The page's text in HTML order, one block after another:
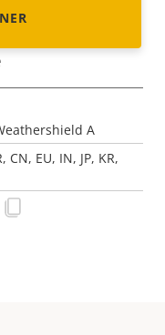
A
CN, EU, IN, JP, KR,